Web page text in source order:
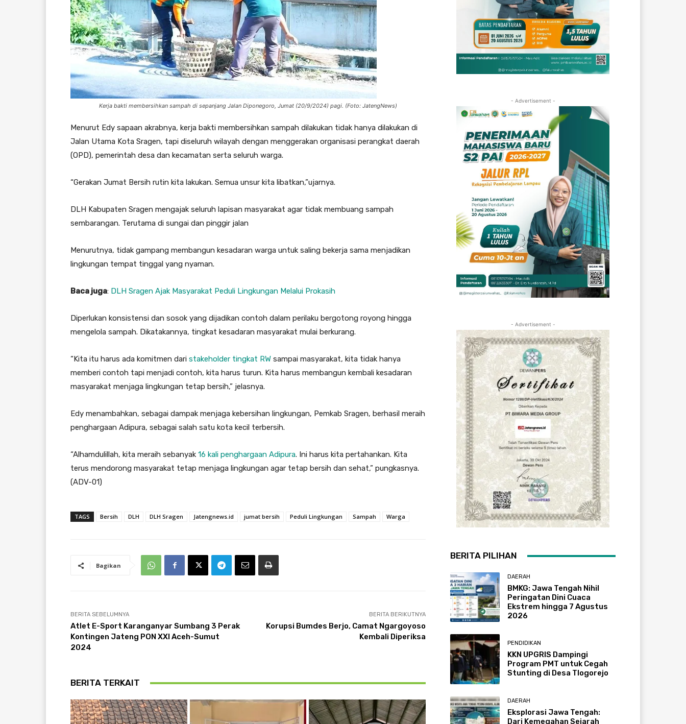
Kerja bakti membersihkan sampah di sepanjang Jalan Diponegoro, Jumat (20/9/2024) pagi. (Foto: JatengNews)
Menurut Edy sapaan akrabnya, kerja bakti membersihkan sampah dilakukan tidak hanya dilakukan di
Jalan Utama Kota Sragen, tapi diseluruh wilayah dengan menggerakan organisasi perangkat daerah
(OPD), pemerintah desa dan kecamatan serta seluruh warga.
“Gerakan Jumat Bersih rutin kita lakukan. Semua unsur kita libatkan,”ujarnya.
DLH Kabupaten Sragen mengajak seluruh lapisan masyarakat agar tidak membuang sampah
sembarangan. Terutama di sungai dan pinggir jalan
Menurutnya, tidak gampang membangun kesadaran warga untuk saling bekerja sama menjadikan
lingkungan tempat tinggal yang nyaman.
Baca juga: DLH Sragen Ajak Masyarakat Peduli Lingkungan Melalui Prokasih
Diperlukan konsistensi dan sosok yang dijadikan contoh dalam perilaku bergotong royong hingga
mengelola sampah. Dikatakannya, tingkat kesadaran masyarakat mulai berkurang.
“Kita itu harus ada komitmen dari stakeholder tingkat RW sampai masyarakat, kita tidak hanya
memberi contoh tapi menjadi contoh, kita harus turun. Kita harus membangun kembali kesadaran
masyarakat menjaga lingkungan tetap bersih,” jelasnya.
Edy menambahkan, sebagai dampak menjaga kebersihan lingkungan, Pemkab Sragen, berhasil meraih
penghargaan Adipura, sebagai salah satu kota kecil terbersih.
“Alhamdulillah, kita meraih sebanyak 16 kali penghargaan Adipura. Ini harus kita pertahankan. Kita
terus mendorong masyarakat tetap menjaga lingkungan agar tetap bersih dan sehat,” pungkasnya.
(ADV-01)
TAGS Bersih DLH DLH Sragen Jatengnews.id jumat bersih Peduli Lingkungan Sampah Warga
Bagikan
BERITA SEBELUMNYA
Atlet E-Sport Karanganyar Sumbang 3 Perak
Kontingen Jateng PON XXI Aceh-Sumut
2024
BERITA BERIKUTNYA
Korupsi Bumdes Berjo, Camat Ngargoyoso
Kembali Diperiksa
BERITA TERKAIT
- Advertisement -
- Advertisement -
BERITA PILIHAN
DAERAH
BMKG: Jawa Tengah Nihil
Peringatan Dini Cuaca
Ekstrem hingga 7 Agustus
2026
PENDIDIKAN
KKN UPGRIS Dampingi
Program PMT untuk Cegah
Stunting di Desa Tlogorejo
DAERAH
Eksplorasi Jawa Tengah:
Dari Kemegahan Sejarah